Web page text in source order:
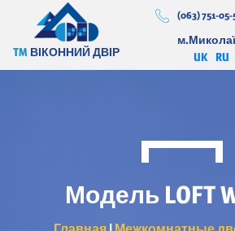
TM ВІКОННИЙ ДВІР
(063) 751-05-
RU
UK
Модель LOFT